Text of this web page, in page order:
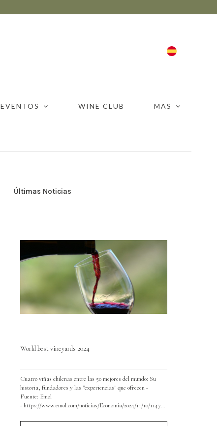
EVENTOS WINE CLUB MAS
Últimas Noticias
World best vineyards 2024
Cuatro viñas chilenas entre las 50 mejores del mundo: Su
historia, fundadores y las "experiencias" que ofrecen -
Fuente: Emol
- https://www.emol.com/noticias/Economia/2024/11/10/1147954/vinas-